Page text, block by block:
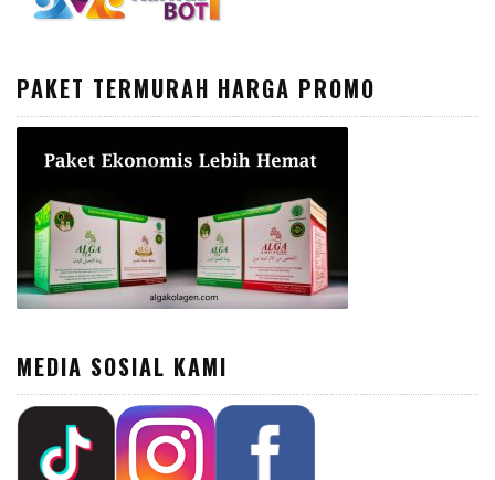
PAKET TERMURAH HARGA PROMO
MEDIA SOSIAL KAMI